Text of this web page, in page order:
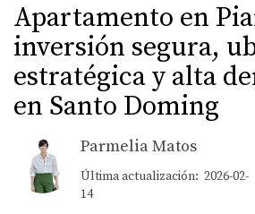
Apartamento en
inversión segura,
estratégica y alta
en Santo Doming
Parmelia Matos
Última actualización: 2026-02-
14